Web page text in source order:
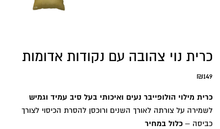
כרית נוי צהובה עם נקודות אדומות
₪149
כרית מילוי הולופייבר נעים ואיכותי בעל סיב עמיד וגמיש
לשמירה על צורתה לאורך השנים ורוכסן להסרת הכיסוי לצורך
כביסה – כלול במחיר